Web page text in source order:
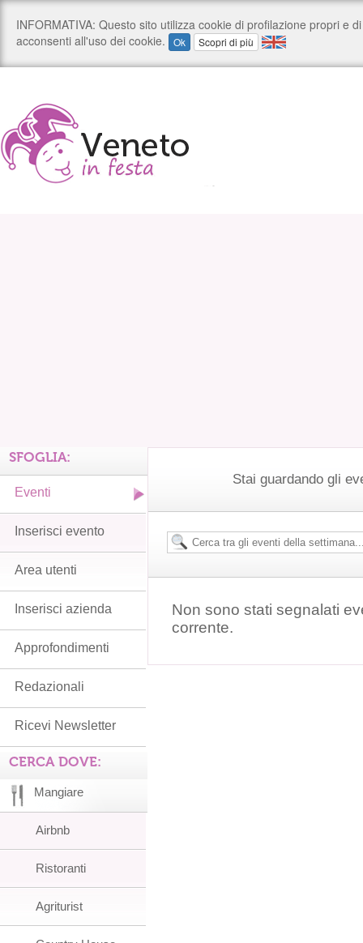
Stai guardando gli
Non sono stati segnalati
corrente.
SFOGLIA:
Eventi
Inserisci evento
Area utenti
Inserisci azienda
Approfondimenti
Redazionali
Ricevi Newsletter
CERCA DOVE:
Mangiare
Airbnb
Ristoranti
Agriturist